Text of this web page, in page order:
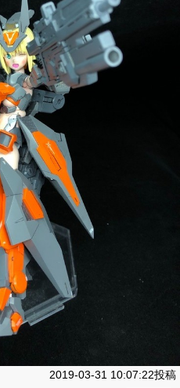
2019-03-31 10:07:22投稿